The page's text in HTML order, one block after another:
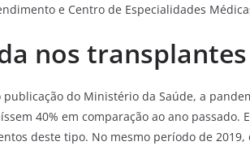
e Centro de Especialidades
nos transplantes
publicação do Ministério da Saúde, a
40% em comparação ao ano
deste tipo. No mesmo período de